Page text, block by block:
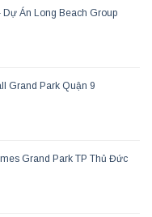
Án Long Beach Group
Grand Park Quận 9
Grand Park TP Thủ Đức